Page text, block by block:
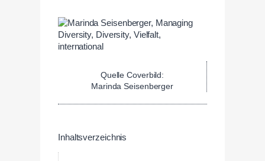
Quelle Coverbild:
Marinda Seisenberger
Inhaltsverzeichnis